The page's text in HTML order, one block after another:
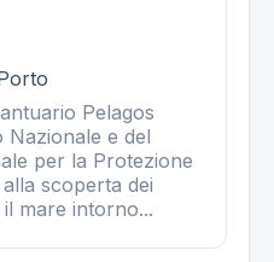
Pelagos
Nazionale e del
per la Protezione
scoperta dei
mare intorno...